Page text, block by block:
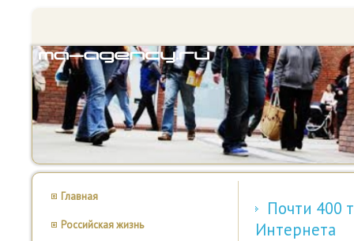
Главная
Российская жизнь
Почти 400
Интернета